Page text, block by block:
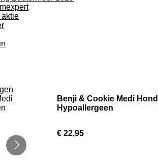
aktie
Benji & Cookie Medi Hond
Hypoallergeen
€ 22,95